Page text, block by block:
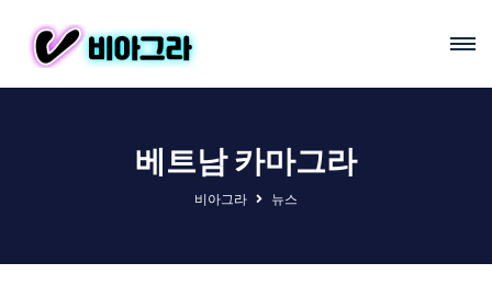
베트남 카마그라
비아그라 뉴스